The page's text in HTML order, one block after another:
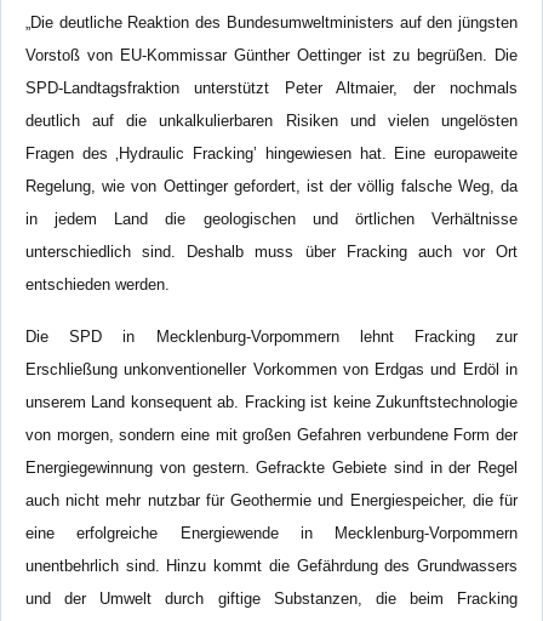
„Die deutliche Reaktion des Bundesumweltministers auf den jüngsten
Vorstoß von EU-Kommissar Günther Oettinger ist zu begrüßen. Die
SPD-Landtagsfraktion unterstützt Peter Altmaier, der nochmals
deutlich auf die unkalkulierbaren Risiken und vielen ungelösten
Fragen des ‚Hydraulic Fracking’ hingewiesen hat. Eine europaweite
Regelung, wie von Oettinger gefordert, ist der völlig falsche Weg, da
in jedem Land die geologischen und örtlichen Verhältnisse
unterschiedlich sind. Deshalb muss über Fracking auch vor Ort
entschieden werden.
Die SPD in Mecklenburg-Vorpommern lehnt Fracking zur
Erschließung unkonventioneller Vorkommen von Erdgas und Erdöl in
unserem Land konsequent ab. Fracking ist keine Zukunftstechnologie
von morgen, sondern eine mit großen Gefahren verbundene Form der
Energiegewinnung von gestern. Gefrackte Gebiete sind in der Regel
auch nicht mehr nutzbar für Geothermie und Energiespeicher, die für
eine erfolgreiche Energiewende in Mecklenburg-Vorpommern
unentbehrlich sind. Hinzu kommt die Gefährdung des Grundwassers
und der Umwelt durch giftige Substanzen, die beim Fracking